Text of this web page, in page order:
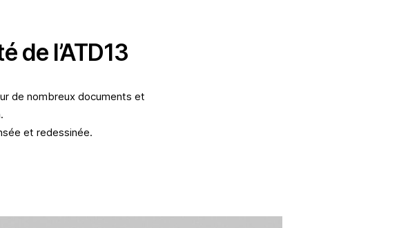
de l’ATD13
de nombreux documents et
.
et redessinée.